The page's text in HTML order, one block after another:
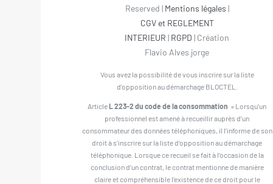
Reserved | Mentions légales |
CGV et REGLEMENT
INTERIEUR | RGPD | Création
Flavio Alves jorge
Vous avez la possibilité de vous inscrire sur la liste
d’opposition au démarchage BLOCTEL.
ArticleL 223-2 du code de la consommation » Lorsqu’un
professionnel est amené à recueillir auprès d’un
consommateur des données téléphoniques, il l’informe de son
droit à s’inscrire sur la liste d’opposition au démarchage
téléphonique. Lorsque ce recueil se fait à l’occasion de la
conclusion d’un contrat, le contrat mentionne de manière
claire et compréhensible l’existence de ce droit pour le